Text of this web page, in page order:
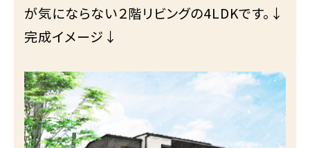
が気にならない２階リビングの4LDKです。↓
完成イメージ↓